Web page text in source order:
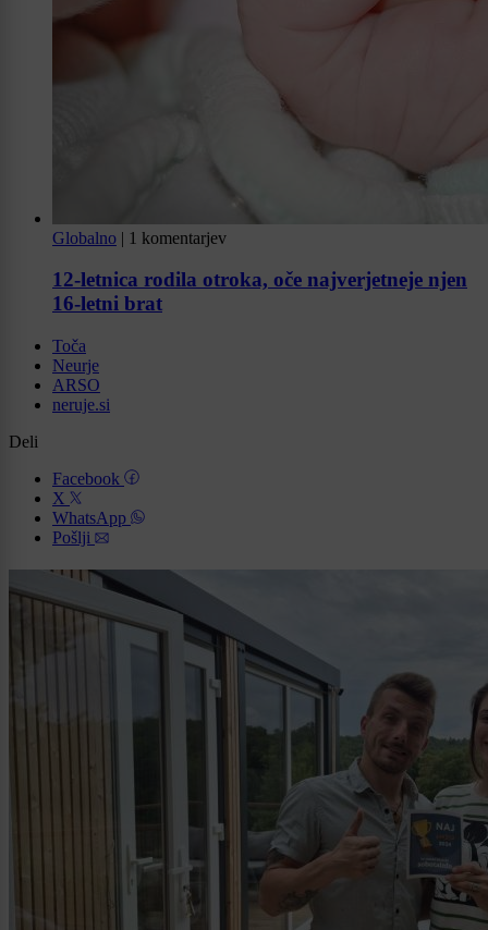
Globalno | 1 komentarjev
12-letnica rodila otroka, oče najverjetneje njen
16-letni brat
Toča
Neurje
ARSO
neruje.si
Deli
Facebook
X
WhatsApp
Pošlji